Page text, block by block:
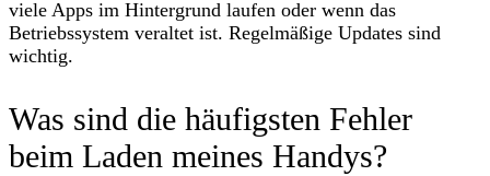
viele Apps im Hintergrund laufen oder wenn das
Betriebssystem veraltet ist. Regelmäßige Updates sind
wichtig.
Was sind die häufigsten Fehler
beim Laden meines Handys?